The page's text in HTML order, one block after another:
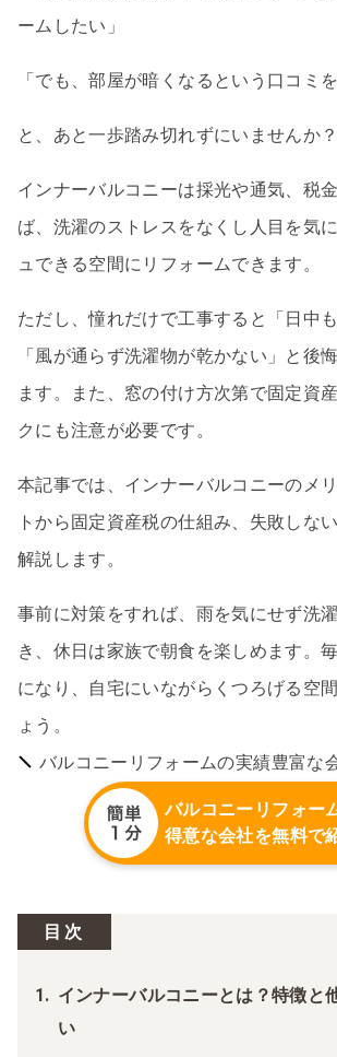
ームしたい」
「でも、部屋が暗くなるという口コミ
と、あと一歩踏み切れずにいませんか？
インナーバルコニーは採光や通気、税
ば、洗濯のストレスをなくし人目を気
ュできる空間にリフォームできます。
ただし、憧れだけで工事すると「日中も
「風が通らず洗濯物が乾かない」と後
ます。また、窓の付け方次第で固定資
クにも注意が必要です。
本記事では、インナーバルコニーのメ
トから固定資産税の仕組み、失敗しな
解説します。
事前に対策をすれば、雨を気にせず洗
き、休日は家族で朝食を楽しめます。
になり、自宅にいながらくつろげる空
ょう。
バルコニーリフォームの実績豊富な
バルコニーリフォー
得意な会社を無料で
目次
インナーバルコニーとは？特徴と
い